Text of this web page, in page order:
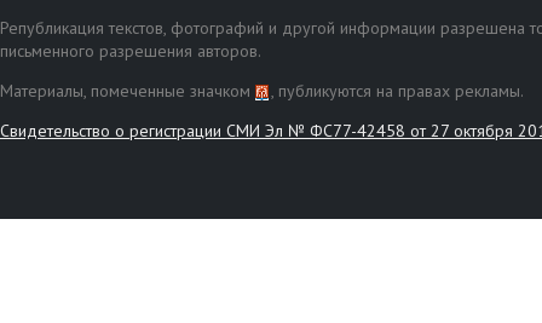
Републикация текстов, фотографий и другой информации разрешена
письменного разрешения авторов.
Материалы, помеченные значком
, публикуются на правах рекламы.
Свидетельство о регистрации СМИ Эл № ФС77-42458 от 27 октября